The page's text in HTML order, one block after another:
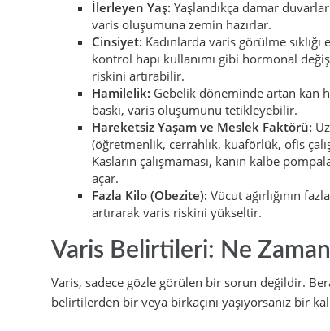
İlerleyen Yaş: Yaşlandıkça damar
varis oluşumuna zemin hazırlar.
Cinsiyet: Kadınlarda varis görülme
kontrol hapı kullanımı gibi hormonal
riskini artırabilir.
Hamilelik: Gebelik döneminde artan kan
baskı, varis oluşumunu tetikleyebilir.
Hareketsiz Yaşam ve Meslek Faktörü:
(öğretmenlik, cerrahlık, kuaförlük, ofis
Kasların çalışmaması, kanın kalbe
açar.
Fazla Kilo (Obezite): Vücut ağırlığının
artırarak varis riskini yükseltir.
Varis Belirtileri: Ne
Varis, sadece gözle görülen bir sorun değildir.
belirtilerden bir veya birkaçını yaşıyorsanız bir